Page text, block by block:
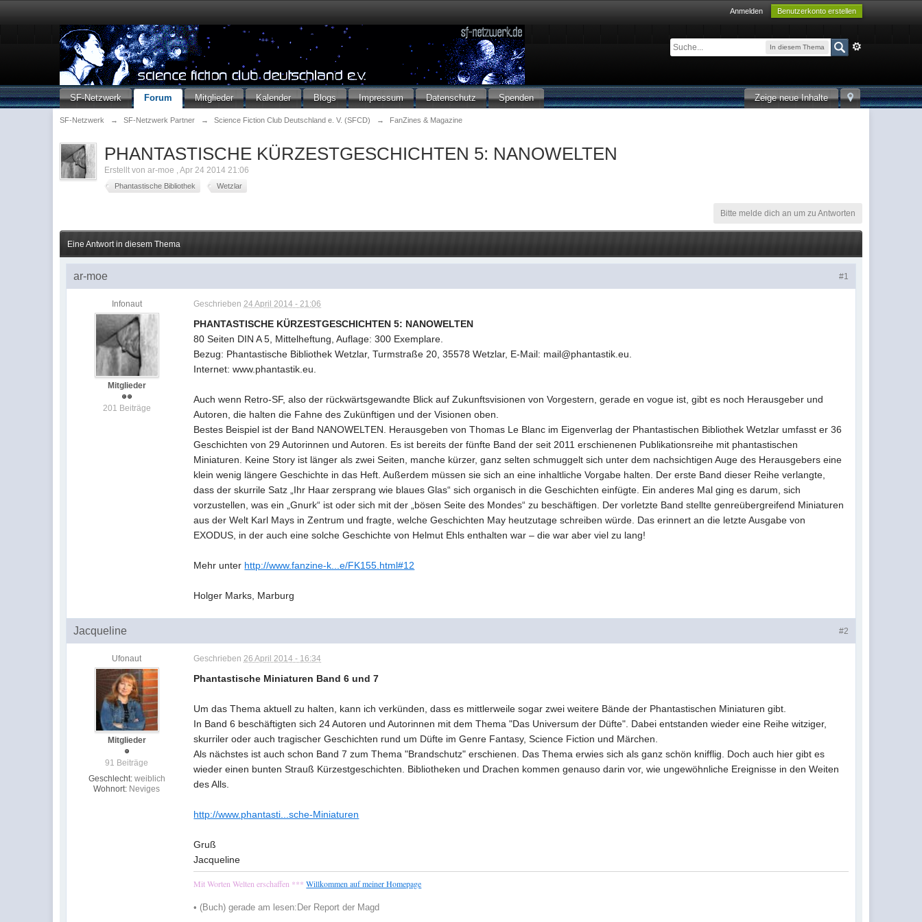
Anmelden Benutzerkonto erstellen
In diesem Thema
Zeige neue Inhalte
SF-Netzwerk Forum Mitglieder Kalender Blogs Impressum Datenschutz Spenden
SF-Netzwerk → SF-Netzwerk Partner → Science Fiction Club Deutschland e. V. (SFCD) → FanZines & Magazine
PHANTASTISCHE KÜRZESTGESCHICHTEN 5: NANOWELTEN
Erstellt vonar-moe ,Apr 24 2014 21:06
Phantastische Bibliothek Wetzlar
Bitte melde dich an um zu Antworten
Eine Antwort in diesem Thema
#1
ar-moe
Infonaut
Mitglieder
201 Beiträge
Geschrieben24 April 2014 - 21:06
PHANTASTISCHE KÜRZESTGESCHICHTEN 5: NANOWELTEN
80 Seiten DIN A 5, Mittelheftung, Auflage: 300 Exemplare.
Bezug: Phantastische Bibliothek Wetzlar, Turmstraße 20, 35578 Wetzlar, E-Mail: mail@phantastik.eu.
Internet: www.phantastik.eu.
Auch wenn Retro-SF, also der rückwärtsgewandte Blick auf Zukunftsvisionen von Vorgestern, gerade en vogue ist, gibt es noch Herausgeber und
Autoren, die halten die Fahne des Zukünftigen und der Visionen oben.
Bestes Beispiel ist der Band NANOWELTEN. Herausgeben von Thomas Le Blanc im Eigenverlag der Phantastischen Bibliothek Wetzlar umfasst er 36
Geschichten von 29 Autorinnen und Autoren. Es ist bereits der fünfte Band der seit 2011 erschienenen Publikationsreihe mit phantastischen
Miniaturen. Keine Story ist länger als zwei Seiten, manche kürzer, ganz selten schmuggelt sich unter dem nachsichtigen Auge des Herausgebers eine
klein wenig längere Geschichte in das Heft. Außerdem müssen sie sich an eine inhaltliche Vorgabe halten. Der erste Band dieser Reihe verlangte,
dass der skurrile Satz „Ihr Haar zersprang wie blaues Glas“ sich organisch in die Geschichten einfügte. Ein anderes Mal ging es darum, sich
vorzustellen, was ein „Gnurk“ ist oder sich mit der „bösen Seite des Mondes“ zu beschäftigen. Der vorletzte Band stellte genreübergreifend Miniaturen
aus der Welt Karl Mays in Zentrum und fragte, welche Geschichten May heutzutage schreiben würde. Das erinnert an die letzte Ausgabe von
EXODUS, in der auch eine solche Geschichte von Helmut Ehls enthalten war – die war aber viel zu lang!
Mehr unter http://www.fanzine-k...e/FK155.html#12
Holger Marks, Marburg
#2
Jacqueline
Ufonaut
Mitglieder
91 Beiträge
Geschlecht: weiblich
Wohnort: Neviges
Geschrieben26 April 2014 - 16:34
Phantastische Miniaturen Band 6 und 7
Um das Thema aktuell zu halten, kann ich verkünden, dass es mittlerweile sogar zwei weitere Bände der Phantastischen Miniaturen gibt.
In Band 6 beschäftigten sich 24 Autoren und Autorinnen mit dem Thema "Das Universum der Düfte". Dabei entstanden wieder eine Reihe witziger,
skurriler oder auch tragischer Geschichten rund um Düfte im Genre Fantasy, Science Fiction und Märchen.
Als nächstes ist auch schon Band 7 zum Thema "Brandschutz" erschienen. Das Thema erwies sich als ganz schön knifflig. Doch auch hier gibt es
wieder einen bunten Strauß Kürzestgeschichten. Bibliotheken und Drachen kommen genauso darin vor, wie ungewöhnliche Ereignisse in den Weiten
des Alls.
http://www.phantasti...sche-Miniaturen
Gruß
Jacqueline
Mit Worten Welten erschaffen ***Willkommen auf meiner Homepage
• (Buch) gerade am lesen: Der Report der Magd